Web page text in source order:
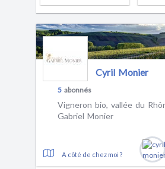
Cyril Monier
5 abonnés
Vigneron bio, vallée du
Gabriel Monier
A côté de chez moi ?